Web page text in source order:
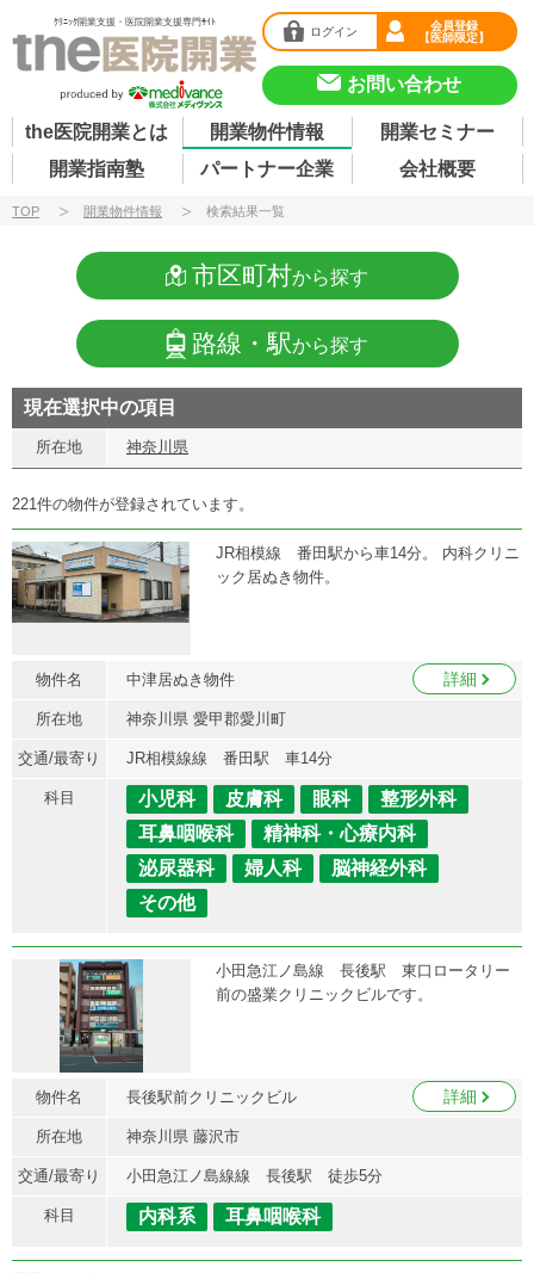
ｸﾘﾆｯｸ開業支援・医院開業支援専門ｻｲﾄ
ログイン
会員登録
【医師限定】
お問い合わせ
the医院開業とは 開業物件情報
開業セミナー
開業指南塾
パートナー企業 会社概要
TOP 開業物件情報 検索結果一覧
市区町村から探す
路線・駅から探す
現在選択中の項目
所在地 神奈川県
221件の物件が登録されています。
JR相模線 番田駅から車14分。 内科クリニ
ック居ぬき物件。
物件名 中津居ぬき物件 詳細
所在地 神奈川県 愛甲郡愛川町
交通/最寄り JR相模線線 番田駅 車14分
科目 小児科 皮膚科 眼科
整形外科
耳鼻咽喉科
精神科・心療内科
泌尿器科
婦人科
脳神経外科
その他
小田急江ノ島線 長後駅 東口ロータリー
前の盛業クリニックビルです。
物件名 長後駅前クリニックビル 詳細
所在地 神奈川県 藤沢市
交通/最寄り 小田急江ノ島線線 長後駅 徒歩5分
科目 内科系 耳鼻咽喉科